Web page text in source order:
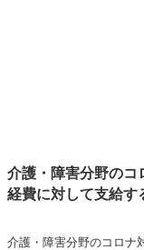
介護・障害分野のコ
経費に対して支給す
介護・障害分野のコロナ